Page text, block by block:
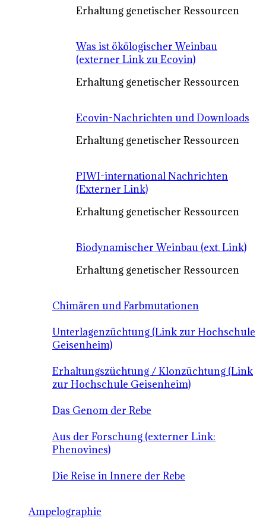
Erhaltung genetischer Ressourcen
Was ist ökölogischer Weinbau
(externer Link zu Ecovin)
Erhaltung genetischer Ressourcen
Ecovin-Nachrichten und Downloads
Erhaltung genetischer Ressourcen
PIWI-international Nachrichten
(Externer Link)
Erhaltung genetischer Ressourcen
Biodynamischer Weinbau (ext. Link)
Erhaltung genetischer Ressourcen
Chimären und Farbmutationen
Unterlagenzüchtung (Link zur Hochschule
Geisenheim)
Erhaltungszüchtung / Klonzüchtung (Link
zur Hochschule Geisenheim)
Das Genom der Rebe
Aus der Forschung (externer Link:
Phenovines)
Die Reise in Innere der Rebe
Ampelographie